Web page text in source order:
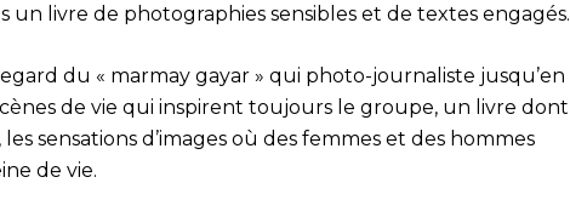
un livre de photographies sensibles et de textes engagés.
du « marmay gayar » qui photo-journaliste jusqu’en
de vie qui inspirent toujours le groupe, un livre dont
sensations d’images où des femmes et des hommes
de vie.